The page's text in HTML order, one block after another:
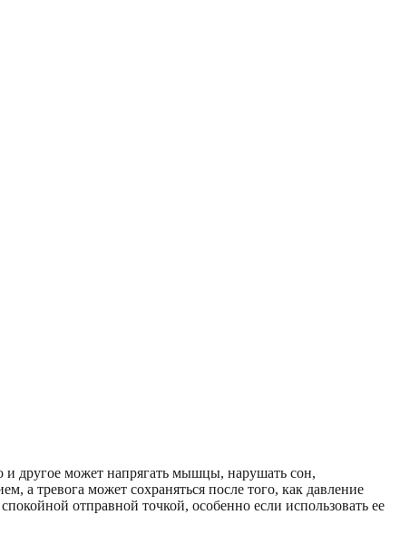
и другое может напрягать мышцы, нарушать сон,
а тревога может сохраняться после того, как давление
отправной точкой, особенно если использовать ее